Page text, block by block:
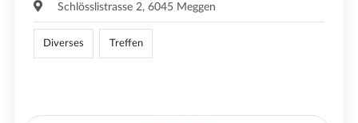
Schlösslistrasse 2, 6045 Meggen
Diverses Treffen